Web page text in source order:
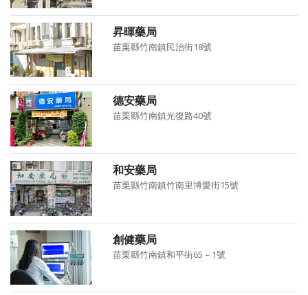
昇暉藥局
苗栗縣竹南鎮民治街18號
德安藥局
苗栗縣竹南鎮光復路40號
和安藥局
苗栗縣竹南鎮竹南里博愛街15號
創健藥局
苗栗縣竹南鎮和平街65－1號